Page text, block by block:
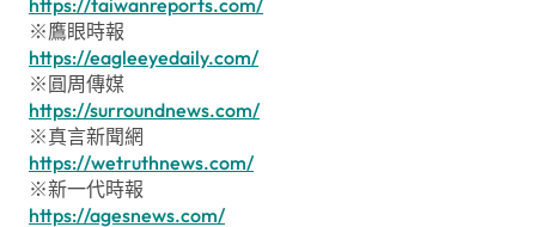
https://taiwanreports.com/
※鷹眼時報
https://eagleeyedaily.com/
※圓周傳媒
https://surroundnews.com/
※真言新聞網
https://wetruthnews.com/
※新一代時報
https://agesnews.com/